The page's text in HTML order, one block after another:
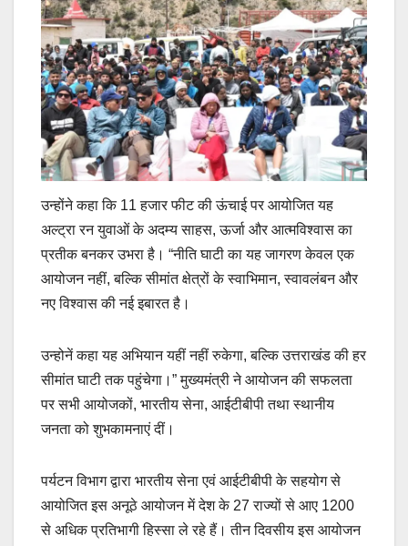
उन्होंने कहा कि 11 हजार फीट की ऊंचाई पर आयोजित यह
अल्ट्रा रन युवाओं के अदम्य साहस, ऊर्जा और आत्मविश्वास का
प्रतीक बनकर उभरा है। “नीति घाटी का यह जागरण केवल एक
आयोजन नहीं, बल्कि सीमांत क्षेत्रों के स्वाभिमान, स्वावलंबन और
नए विश्वास की नई इबारत है।
उन्होनें कहा यह अभियान यहीं नहीं रुकेगा, बल्कि उत्तराखंड की हर
सीमांत घाटी तक पहुंचेगा।” मुख्यमंत्री ने आयोजन की सफलता
पर सभी आयोजकों, भारतीय सेना, आईटीबीपी तथा स्थानीय
जनता को शुभकामनाएं दीं।
पर्यटन विभाग द्वारा भारतीय सेना एवं आईटीबीपी के सहयोग से
आयोजित इस अनूठे आयोजन में देश के 27 राज्यों से आए 1200
से अधिक प्रतिभागी हिस्सा ले रहे हैं। तीन दिवसीय इस आयोजन